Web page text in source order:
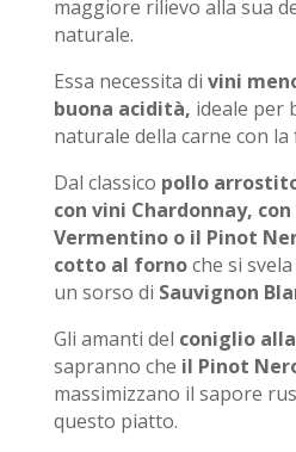
maggiore rilievo alla sua
naturale.
Essa necessita di vini
buona acidità, ideale per
naturale della carne con la
Dal classico pollo
con vini Chardonnay,
Vermentino o il Pinot
cotto al fornoche si
un sorso di Sauvignon
Gli amanti del coniglio
sapranno che il Pinot
massimizzano il sapore
questo piatto.